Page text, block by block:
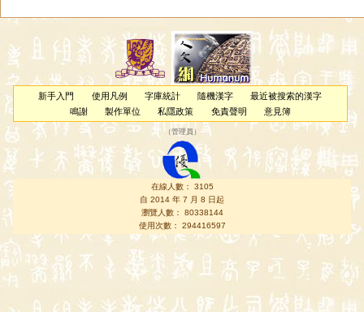
新手入門 使用凡例 字庫統計 隨機漢字
最近被搜索的漢字
鳴謝
製作單位 私隱政策 免責聲明 意見簿
（管理員 ）
在線人數： 3105
自 2014 年 7 月 8 日起
瀏覽人數： 80338144
使用次數： 294416597